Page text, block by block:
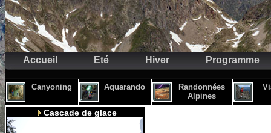
Accueil Eté Hiver Programme
Canyoning Aquarando
Randonnées
Alpines
Cascade de glace